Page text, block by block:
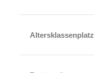
Altersklassenplatz